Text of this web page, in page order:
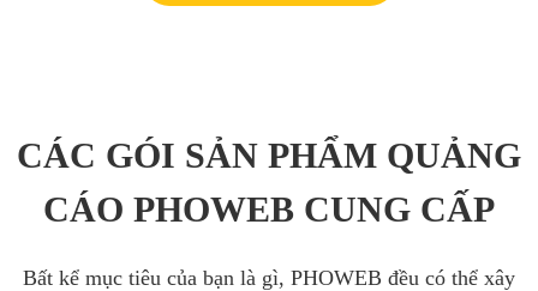
CÁC GÓI SẢN PHẨM QUẢNG
CÁO PHOWEB CUNG CẤP
Bất kể mục tiêu của bạn là gì, PHOWEB đều có thể xây